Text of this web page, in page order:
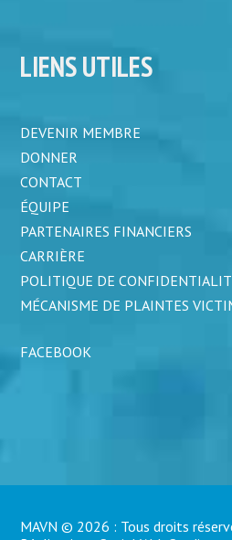
LIENS UTILES
DEVENIR MEMBRE
DONNER
CONTACT
ÉQUIPE
PARTENAIRES FINANCIERS
CARRIÈRE
POLITIQUE DE
MÉCANISME DE PLAINTES
FACEBOOK
MAVN © 2026 : Tous droits